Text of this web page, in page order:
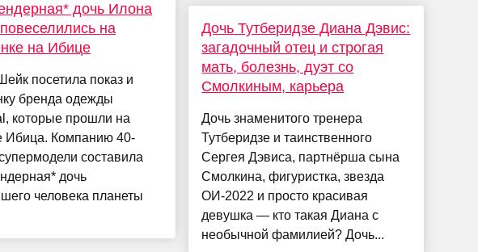
дочь Илона
на
на Ибице
посетила показ и
бренда одежды
которые прошли на
Ибица. Компанию 40-
составила
дочь
человека планеты
Дочь Тутберидзе Диана Дэвис:
загадочный отец и строгая
мать, болезнь, дуэт со
Смолкиным, карьера
Дочь знаменитого тренера
Тутберидзе и таинственного
Сергея Дэвиса, партнёрша сына
Смолкина, фигуристка, звезда
ОИ-2022 и просто красивая
девушка — кто такая Диана с
необычной фамилией? Дочь...